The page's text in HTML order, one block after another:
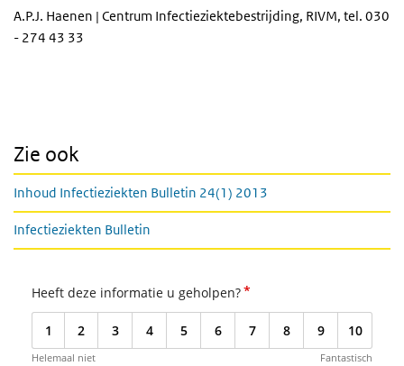
A.P.J. Haenen | Centrum Infectieziektebestrijding, RIVM, tel. 030
- 274 43 33
Zie ook
Inhoud Infectieziekten Bulletin 24(1) 2013
Infectieziekten Bulletin
Heeft deze informatie u geholpen?*
1 2 3 4 5 6 7 8 9 10
Helemaal niet Fantastisch